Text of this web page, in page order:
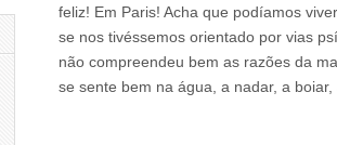
feliz! Em Paris! Acha que podíamos
se nos tivéssemos orientado por vias
não compreendeu bem as razões da
se sente bem na água, a nadar, a